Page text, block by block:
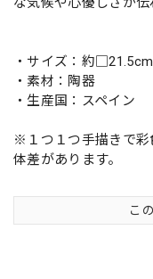
・サイズ：約
・素材：陶器
・生産国：スペイン
※１つ１つ手描きで彩
体差があります。
こ